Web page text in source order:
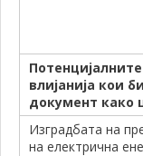
влијанија кои
документ како
Изградбата на
на електрична